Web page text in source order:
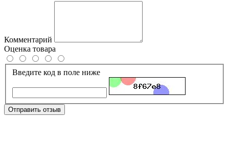
Комментарий
Оценка товара
Введите код в поле ниже
Отправить отзыв